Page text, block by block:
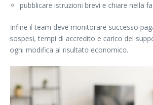
pubblicare istruzioni brevi e chiare nella
Infine il team deve monitorare successo
sospesi, tempi di accredito e carico del
ogni modifica al risultato economico.